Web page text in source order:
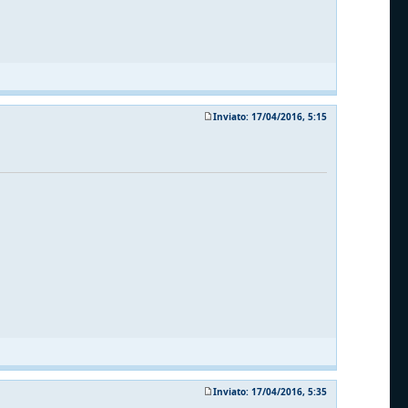
Inviato: 17/04/2016, 5:15
Inviato: 17/04/2016, 5:35